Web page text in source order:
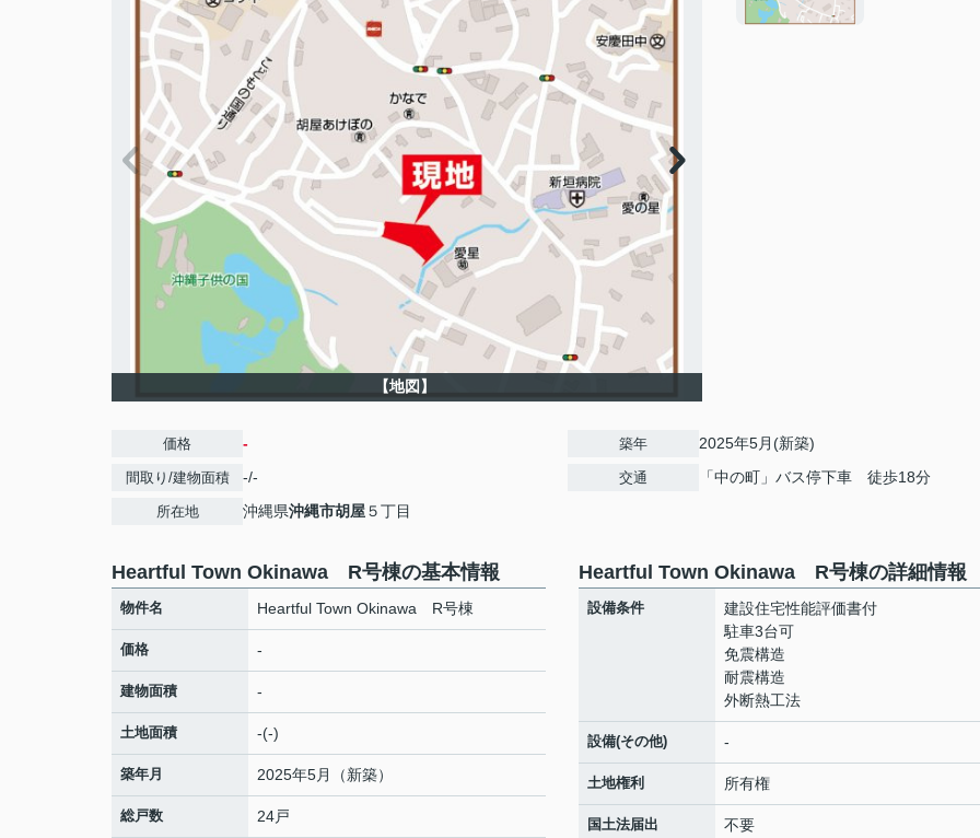
【地図】
価格 -
間取り/建物面積 -/-
所在地 沖縄県沖縄市胡屋５丁目
築年 2025年5月(新築)
交通 「中の町」バス停下車 徒歩18分
Heartful Town Okinawa R号棟の基本情報
物件名 Heartful Town Okinawa R号棟
価格 -
建物面積 -
土地面積 -(-)
築年月 2025年5月（新築）
総戸数 24戸
Heartful Town Okinawa R号棟の詳細情報
設備条件
建設住宅性能評価書付
駐車3台可
免震構造
耐震構造
外断熱工法
設備(その他) -
土地権利 所有権
国土法届出 不要